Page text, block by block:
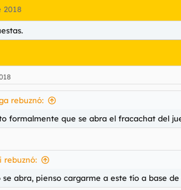
2018
rebuznó:
formalmente que se abra el fracachat del
rebuznó:
se abra, pienso cargarme a este tío a base